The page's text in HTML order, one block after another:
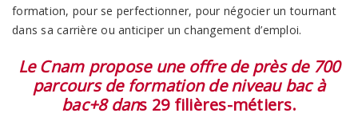
formation, pour se perfectionner, pour négocier un tournant
dans sa carrière ou anticiper un changement d’emploi.
Le Cnam propose une offre de près de 700
parcours de formation de niveau bac à
bac+8 dans 29 filières-métiers.